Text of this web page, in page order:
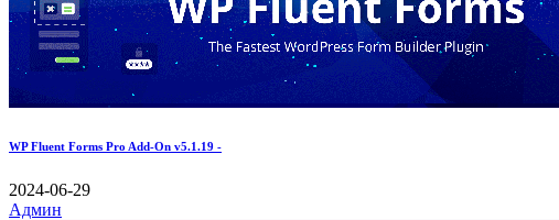
WP Fluent Forms Pro Add-On v5.1.19 -
2024-06-29
Админ